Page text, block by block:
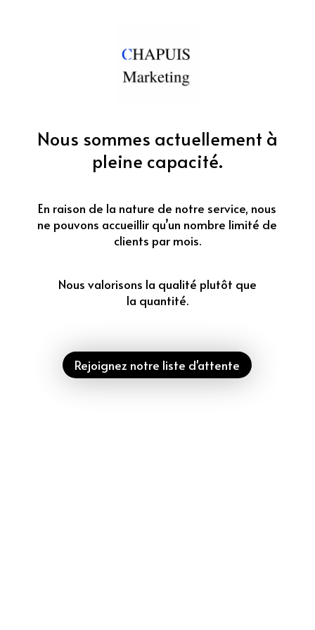
Nous sommes actuellement à
pleine capacité.
En raison de la nature de notre service, nous
ne pouvons accueillir qu’un nombre limité de
clients par mois.
Nous valorisons la qualité plutôt que
la quantité.
Rejoignez notre liste d'attente